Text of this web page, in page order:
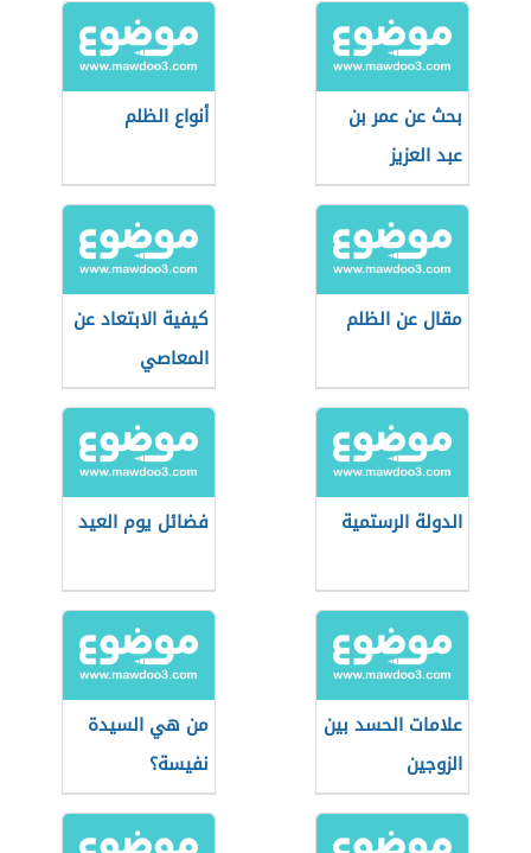
بحث عن عمر بن
عبد العزيز
أنواع الظلم
مقال عن الظلم
كيفية الابتعاد عن
المعاصي
الدولة الرستمية فضائل يوم العيد
علامات الحسد بين
الزوجين
من هي السيدة
نفيسة؟